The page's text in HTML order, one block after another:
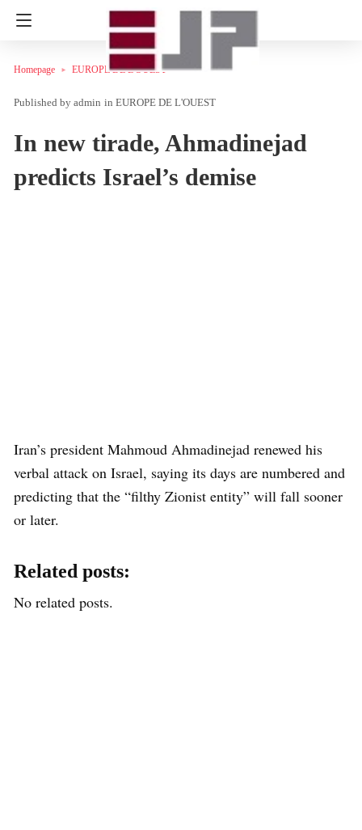
Homepage EUROPE DE L'OUEST
admin in EUROPE DE L'OUEST
In new tirade, Ahmadinejad
predicts Israel’s demise
Iran’s president Mahmoud Ahmadinejad renewed his
verbal attack on Israel, saying its days are numbered and
predicting that the “filthy Zionist entity” will fall sooner
or later.
Related posts:
No related posts.